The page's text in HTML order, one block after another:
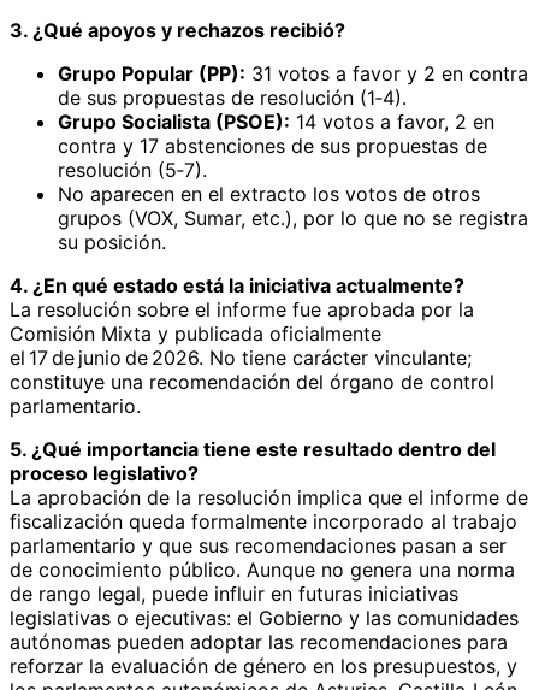
3. ¿Qué apoyos y rechazos recibió?
Grupo Popular (PP): 31 votos a favor y 2 en contra
de sus propuestas de resolución (1‑4).
Grupo Socialista (PSOE): 14 votos a favor, 2 en
contra y 17 abstenciones de sus propuestas de
resolución (5‑7).
No aparecen en el extracto los votos de otros
grupos (VOX, Sumar, etc.), por lo que no se registra
su posición.
4. ¿En qué estado está la iniciativa actualmente?
La resolución sobre el informe fue aprobada por la
Comisión Mixta y publicada oficialmente
el 17 de junio de 2026. No tiene carácter vinculante;
constituye una recomendación del órgano de control
parlamentario.
5. ¿Qué importancia tiene este resultado dentro del
proceso legislativo?
La aprobación de la resolución implica que el informe de
fiscalización queda formalmente incorporado al trabajo
parlamentario y que sus recomendaciones pasan a ser
de conocimiento público. Aunque no genera una norma
de rango legal, puede influir en futuras iniciativas
legislativas o ejecutivas: el Gobierno y las comunidades
autónomas pueden adoptar las recomendaciones para
reforzar la evaluación de género en los presupuestos, y